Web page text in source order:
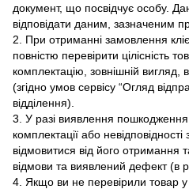
документ, що посвідчує особу.
відповідати даним, зазначеним
2. При отриманні замовлення
повністю перевірити цілісність
комплектацію, зовнішній вигляд,
(згідно умов сервісу “Огляд
відділення).
3. У разі виявлення
комплектації або
відмовитися від його отримання
відмови та виявлений дефект (в
4. Якщо ви не перевірили товар у